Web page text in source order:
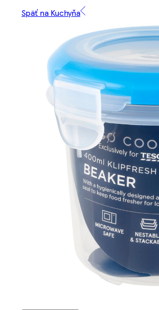
Späť na Kuchyňa